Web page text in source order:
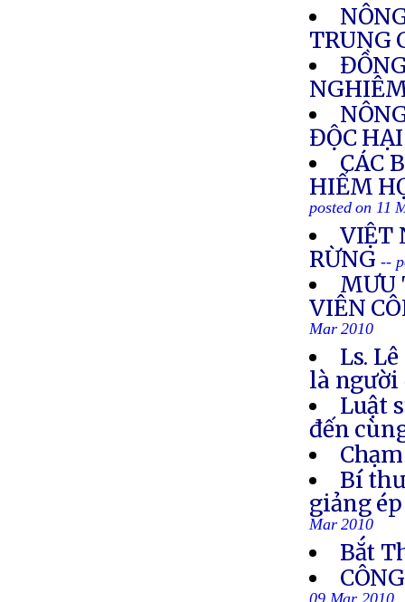
TRUNG
ĐỘC HẠI
CÁC
HIỂM
posted on 11
VIỆT
RỪNG--
MƯU
VIÊN
Mar 2010
Ls.
là người
Luật
đến
Bí
giảng
Mar 2010
Bắt